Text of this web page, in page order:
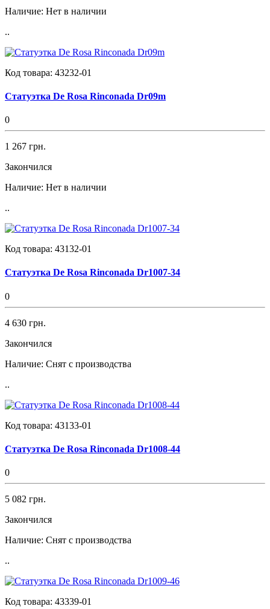
Наличие: Нет в наличии
..
Код товара: 43232-01
Статуэтка De Rosa Rinconada Dr09m
0
1 267 грн.
Закончился
Наличие: Нет в наличии
..
Код товара: 43132-01
Статуэтка De Rosa Rinconada Dr1007-34
0
4 630 грн.
Закончился
Наличие: Снят с производства
..
Код товара: 43133-01
Статуэтка De Rosa Rinconada Dr1008-44
0
5 082 грн.
Закончился
Наличие: Снят с производства
..
Код товара: 43339-01